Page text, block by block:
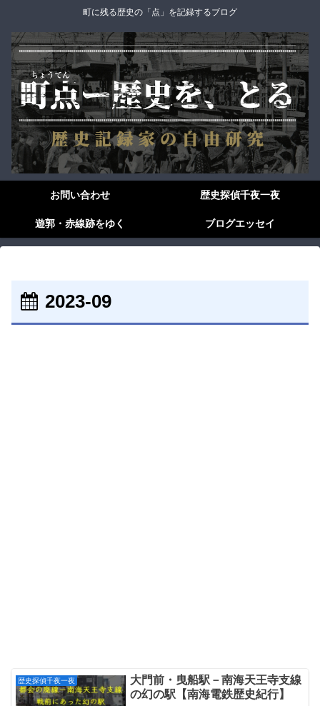
町に残る歴史の「点」を記録するブログ
お問い合わせ 歴史探偵千夜一夜
遊郭・赤線跡をゆく ブログエッセイ
2023-09
歴史探偵千夜一夜
大門前・曳船駅－南海天王寺支線
の幻の駅【南海電鉄歴史紀行】